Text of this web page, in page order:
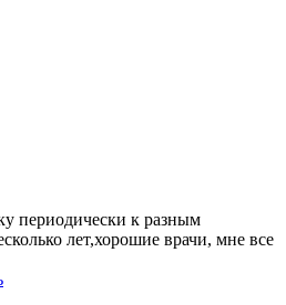
периодически к разным
лет,хорошие врачи, мне все